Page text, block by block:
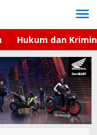
Hukum dan